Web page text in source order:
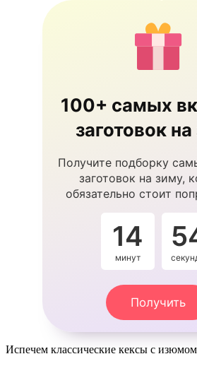
100+ самых
заготовок
Получите подборку
заготовок на зиму,
обязательно стоит
14
минут
Получить
Испечем классические кексы с